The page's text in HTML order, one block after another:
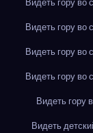
Видеть гору во
Видеть гору во
Видеть гору во
Видеть гору
Видеть